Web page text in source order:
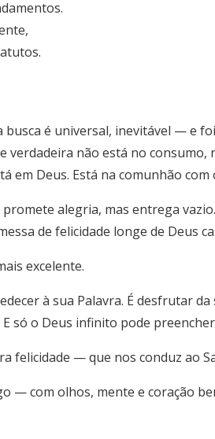
busca é universal, inevitável — e
verdadeira não está no
em Deus. Está na comunhão
alegria, mas entrega
de felicidade longe de Deus
excelente.
à sua Palavra. É desfrutar
só o Deus infinito pode
felicidade — que nos conduz ao
— com olhos, mente e coração